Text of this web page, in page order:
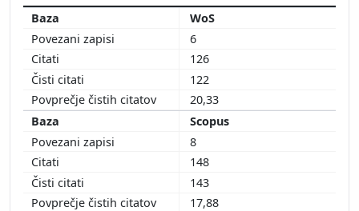
WoS
6
126
122
20,33
Scopus
8
148
143
17,88